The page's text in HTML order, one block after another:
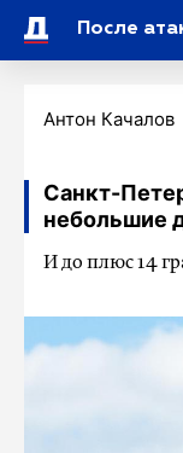
Антон Качалов
Санкт-
небольшие
И до плюс 14